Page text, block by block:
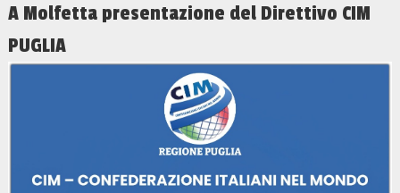
A Molfetta presentazione del Direttivo CIM
PUGLIA